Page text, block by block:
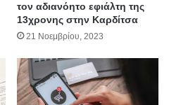
τον αδιανόητο εφιάλτη της
13χρονης στην Καρδίτσα
21 Νοεμβρίου, 2023